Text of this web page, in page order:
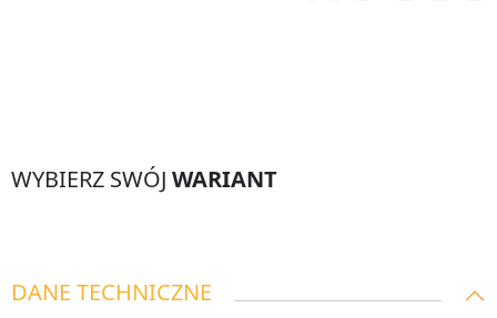
WYBIERZ SWÓJ WARIANT
DANE TECHNICZNE